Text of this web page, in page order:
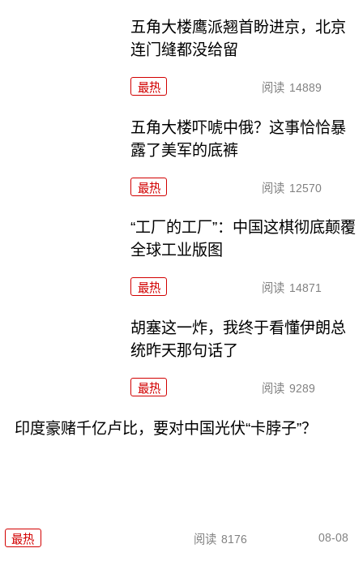
五角大楼鹰派翘首盼进京，北京
连门缝都没给留
最热 阅读 14889
五角大楼吓唬中俄？这事恰恰暴
露了美军的底裤
最热 阅读 12570
“工厂的工厂”：中国这棋彻底颠覆
全球工业版图
最热 阅读 14871
胡塞这一炸，我终于看懂伊朗总
统昨天那句话了
最热 阅读 9289
印度豪赌千亿卢比，要对中国光伏“卡脖子”？
最热 阅读 8176 08-08